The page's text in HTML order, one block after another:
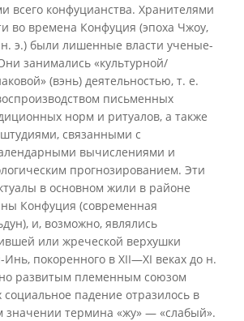
всего конфуцианства. Хранителями
во времена Конфуция (эпоха Чжоу,
э.) были лишенные власти ученые-
занимались «культурной/
(вэнь) деятельностью, т. е.
письменных
норм и ритуалов, а также
связанными с
вычислениями и
прогнозированием. Эти
в основном жили в районе
Конфуция (современная
и, возможно, являлись
или жреческой верхушки
Инь, покоренного в XII—XI веках до н.
развитым племенным союзом
падение отразилось в
значении термина «жу» — «слабый».